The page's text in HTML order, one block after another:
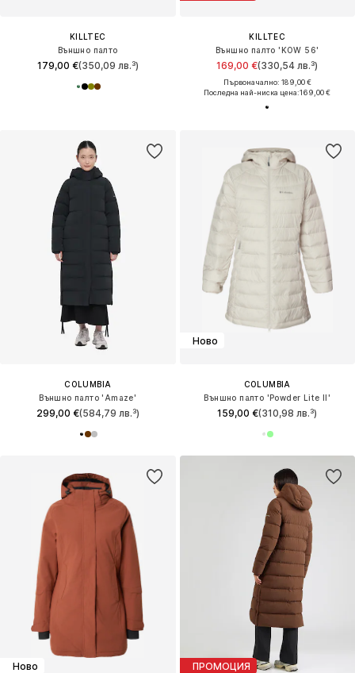
KILLTEC
Външно палто
179,00 €(350,09 лв.³)
KILLTEC
Външно палто 'KOW 56'
169,00 €(330,54 лв.³)
Първоначално: 189,00 €
Последна най-ниска цена:169,00 €
COLUMBIA
Външно палто 'Amaze'
299,00 €(584,79 лв.³)
Ново
COLUMBIA
Външно палто 'Powder Lite II'
159,00 €(310,98 лв.³)
Ново ПРОМОЦИЯ